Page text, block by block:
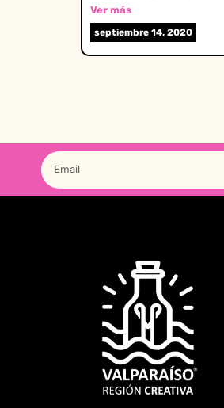
Ver más
septiembre 14, 2020